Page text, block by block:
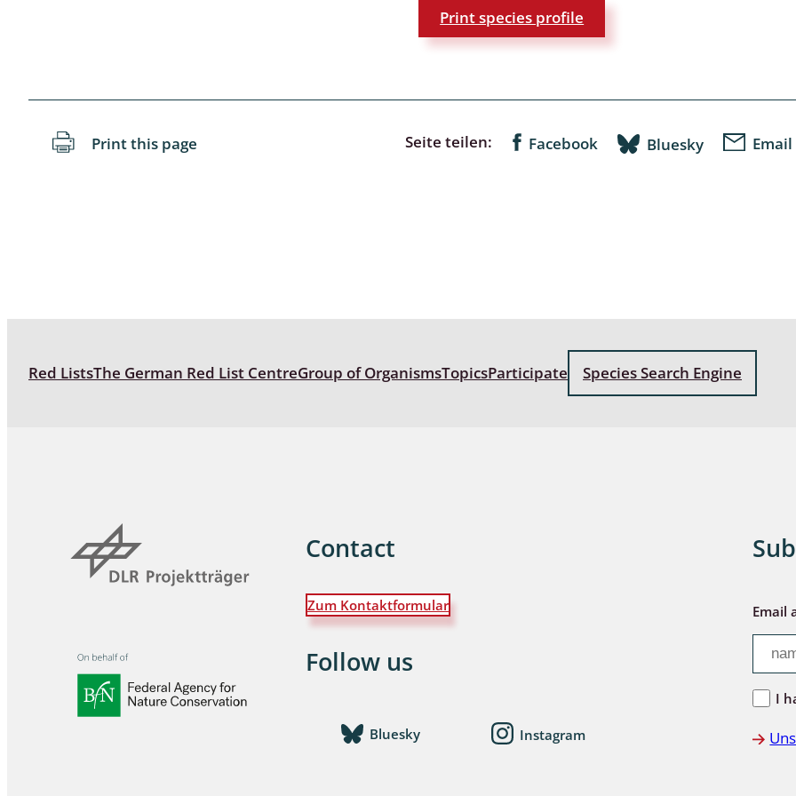
Coleoptera: Bostrichoidea: Lyctidae,
Print species profile
Print this page Seite teilen: Facebook Bluesky Email
Red ListsThe German Red List CentreGroup of OrganismsTopicsParticipate Species Search Engine
Contact
Zum Kontaktformular
Follow us
Bluesky Instagram
Email
I